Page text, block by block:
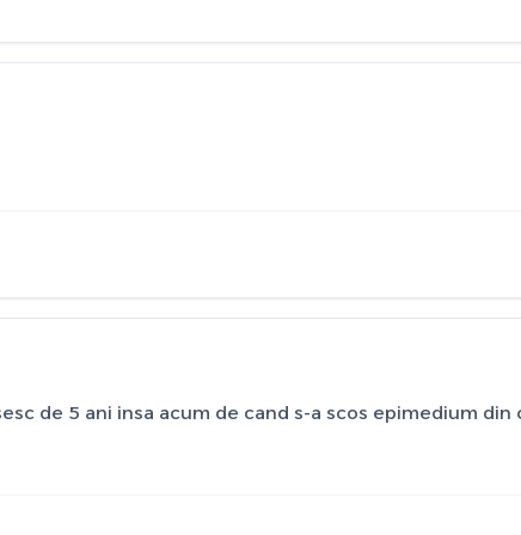
de 5 ani insa acum de cand s-a scos epimedium